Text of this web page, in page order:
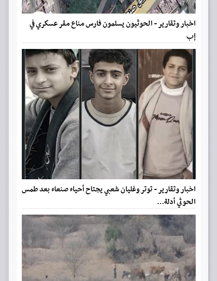
اخبار وتقارير - الحوثيون يسلمون فارس مناع مقر عسكري في
إب
اخبار وتقارير - توتر وغليان شعبي يجتاح أحياء صنعاء بعد طمس
الحوثي أدلة...